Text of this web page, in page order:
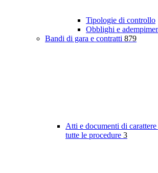
Tipologie di controllo
Obblighi e
Bandi di gara e contratti 879
Atti e documenti di
tutte le procedure 3